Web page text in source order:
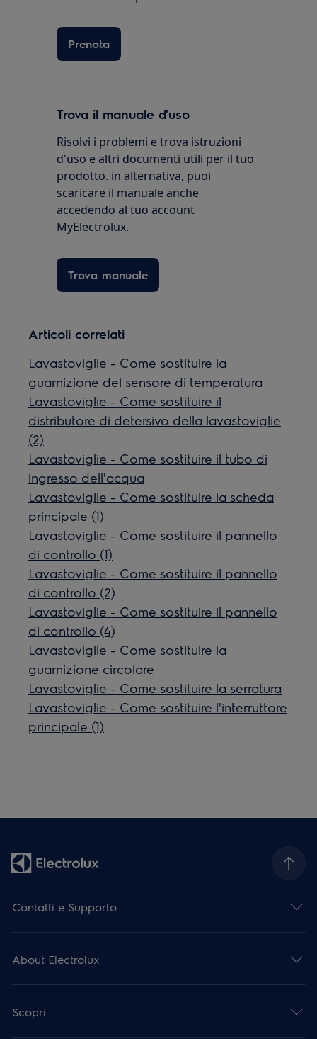
Prenota
Trova il manuale d'uso
Risolvi i problemi e trova istruzioni
d'uso e altri documenti utili per il tuo
prodotto. in alternativa, puoi
scaricare il manuale anche
accedendo al tuo account
MyElectrolux.
Trova manuale
Articoli correlati
Lavastoviglie - Come sostituire la
guarnizione del sensore di temperatura
Lavastoviglie - Come sostituire il
distributore di detersivo della lavastoviglie
(2)
Lavastoviglie - Come sostituire il tubo di
ingresso dell'acqua
Lavastoviglie - Come sostituire la scheda
principale (1)
Lavastoviglie - Come sostituire il pannello
di controllo (1)
Lavastoviglie - Come sostituire il pannello
di controllo (2)
Lavastoviglie - Come sostituire il pannello
di controllo (4)
Lavastoviglie - Come sostituire la
guarnizione circolare
Lavastoviglie - Come sostituire la serratura
Lavastoviglie - Come sostituire l'interruttore
principale (1)
Contatti e Supporto
About Electrolux
Scopri